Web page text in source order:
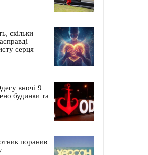
скільки
серця
вночі 9
будинки та
поранив